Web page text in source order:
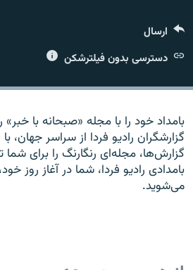
زبان‌های دیگر
ارسال
دسترسی بدون فیلترشکن
بامداد خود را با مجله «صبحانه با خبر»
گزارشگران راديو فردا از سراسر جهان،
گزارش‌ها، مجله‌ای رنگارنگ را برای شما
بامدادی راديو فردا، شما در آغاز روز
می‌شويد.